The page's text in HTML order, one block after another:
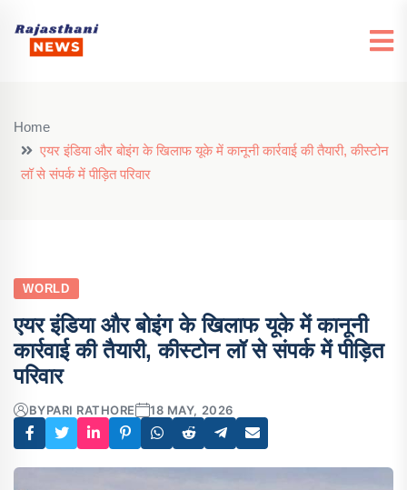
Home
एयर इंडिया और बोइंग के खिलाफ यूके में कानूनी कार्रवाई की तैयारी, कीस्टोन
लॉ से संपर्क में पीड़ित परिवार
WORLD
एयर इंडिया और बोइंग के खिलाफ यूके में कानूनी
कार्रवाई की तैयारी, कीस्टोन लॉ से संपर्क में पीड़ित
परिवार
BYPARI RATHORE 18 MAY, 2026